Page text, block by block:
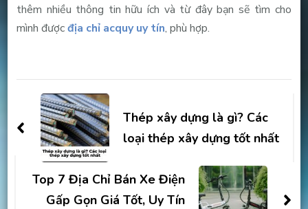
thêm nhiều thông tin hữu ích và từ đây bạn sẽ tìm cho
mình đượcđịa chỉ acquy uy tín, phù hợp.
Post
NavigationThép xây dựng là gì? Các
loại thép xây dựng tốt nhất
Top 7 Địa Chỉ Bán Xe Điện
Gấp Gọn Giá Tốt, Uy Tín